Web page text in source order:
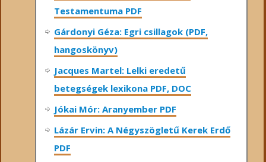
Testamentuma PDF
Gárdonyi Géza: Egri csillagok (PDF,
hangoskönyv)
Jacques Martel: Lelki eredetű
betegségek lexikona PDF, DOC
Jókai Mór: Aranyember PDF
Lázár Ervin: A Négyszögletű Kerek Erdő
PDF